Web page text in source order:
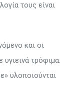
τους είναι
και οι
τρόφιμα.
υλοποιούνται